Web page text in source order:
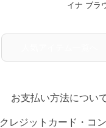
イナ ブラ
お支払い方法につい
レジットカード・コ